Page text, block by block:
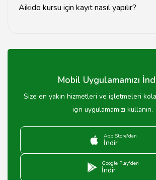
Aikido kursu için kayıt nasıl yapılır?
okulunun web sitesinden veya
Mobil Uygulamamızı
Size en yakın hizmetleri ve işletmeleri
için uygulamamızı kullanın.
App Store'dan
İndir
Google Play'den
İndir